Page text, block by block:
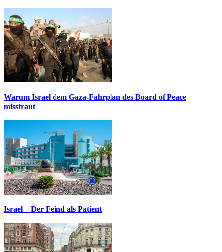
Warum Israel dem Gaza-Fahrplan des Board of Peace
misstraut
Israel – Der Feind als Patient